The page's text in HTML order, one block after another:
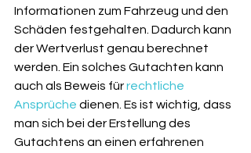
Informationen zum Fahrzeug und den
Schäden festgehalten. Dadurch kann
der Wertverlust genau berechnet
werden. Ein solches Gutachten kann
auch als Beweis für rechtliche
Ansprüche dienen. Es ist wichtig, dass
man sich bei der Erstellung des
Gutachtens an einen erfahrenen